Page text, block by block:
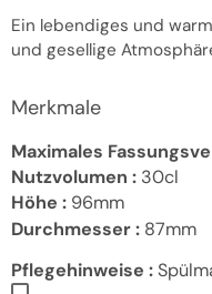
Ein lebendiges und
und gesellige
Merkmale
Maximales
Nutzvolumen : 30cl
Höhe : 96mm
Durchmesser : 87mm
Pflegehinweise :